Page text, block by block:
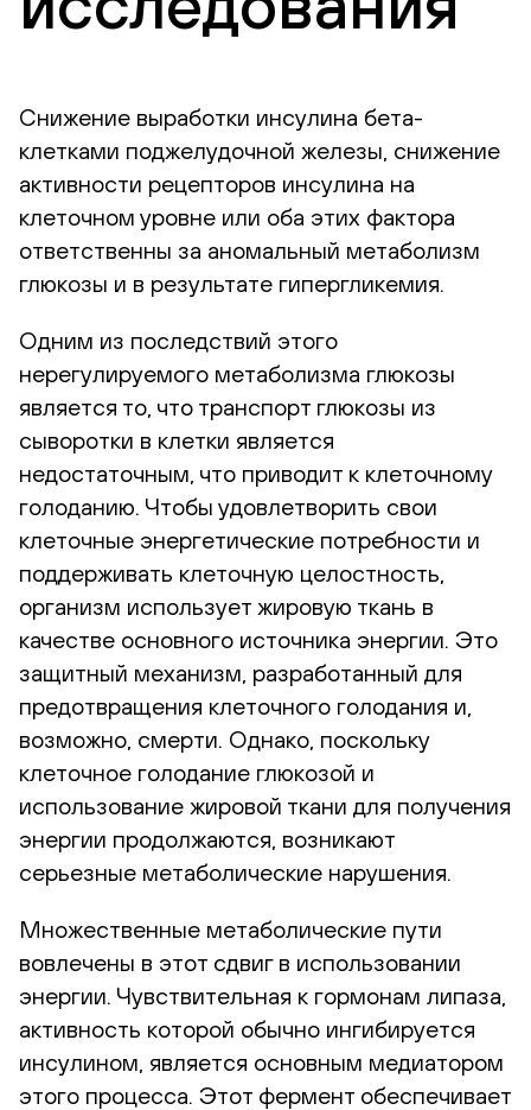
Снижение выработки инсулина бета-
клетками поджелудочной железы, снижение
активности рецепторов инсулина на
клеточном уровне или оба этих фактора
ответственны за аномальный метаболизм
глюкозы и в результате гипергликемия.
Одним из последствий этого
нерегулируемого метаболизма глюкозы
является то, что транспорт глюкозы из
сыворотки в клетки является
недостаточным, что приводит к клеточному
голоданию. Чтобы удовлетворить свои
клеточные энергетические потребности и
поддерживать клеточную целостность,
организм использует жировую ткань в
качестве основного источника энергии. Это
защитный механизм, разработанный для
предотвращения клеточного голодания и,
возможно, смерти. Однако, поскольку
клеточное голодание глюкозой и
использование жировой ткани для получения
энергии продолжаются, возникают
серьезные метаболические нарушения.
Множественные метаболические пути
вовлечены в этот сдвиг в использовании
энергии. Чувствительная к гормонам липаза,
активность которой обычно ингибируется
инсулином, является основным медиатором
этого процесса. Этот фермент обеспечивает